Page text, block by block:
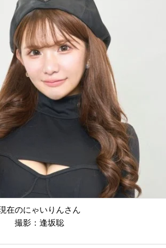
在のにゃいりんさん
撮影：逢坂聡